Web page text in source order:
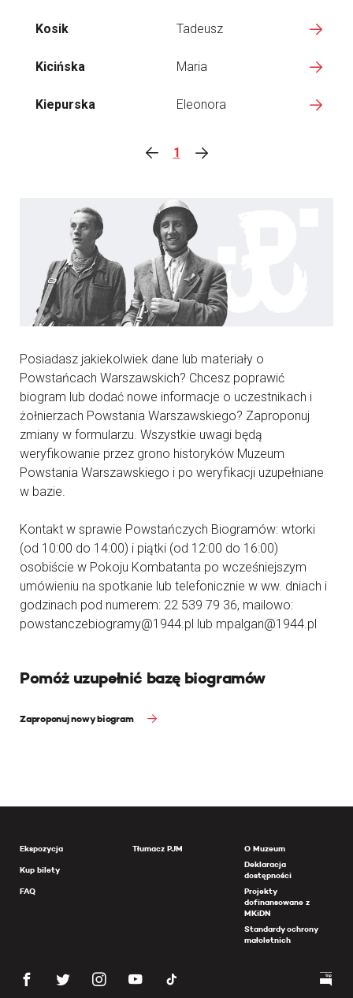
Kosik Tadeusz
Kicińska Maria
Kiepurska Eleonora
1
Posiadasz jakiekolwiek dane lub materiały o
Powstańcach Warszawskich? Chcesz poprawić
biogram lub dodać nowe informacje o uczestnikach i
żołnierzach Powstania Warszawskiego? Zaproponuj
zmiany w formularzu. Wszystkie uwagi będą
weryfikowanie przez grono historyków Muzeum
Powstania Warszawskiego i po weryfikacji uzupełniane
w bazie.
Kontakt w sprawie Powstańczych Biogramów: wtorki
(od 10:00 do 14:00) i piątki (od 12:00 do 16:00)
osobiście w Pokoju Kombatanta po wcześniejszym
umówieniu na spotkanie lub telefonicznie w ww. dniach i
godzinach pod numerem: 22 539 79 36, mailowo:
powstanczebiogramy@1944.pl lub mpalgan@1944.pl
Pomóż uzupełnić bazę biogramów
Zaproponuj nowy biogram
Ekspozycja
Kup bilety
FAQ
Tłumacz PJM
O Muzeum
Deklaracja
dostępności
Projekty
dofinansowane z
MKiDN
Standardy ochrony
małoletnich